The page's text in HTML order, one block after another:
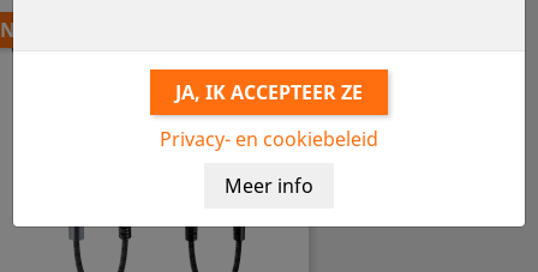
NIEUW
Privacy- en cookiebeleid